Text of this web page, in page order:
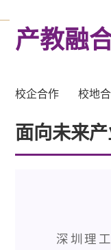
产教融
校企合作 校地
面向未来
深圳理